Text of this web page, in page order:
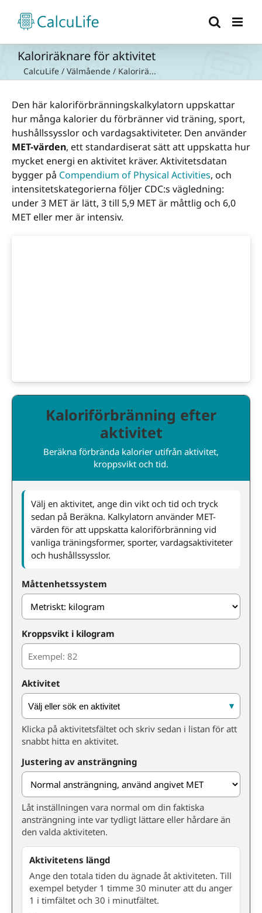
innehållet
Kaloriräknare för aktivitet
CalcuLife / Välmående / Kalorirä...
Den här kaloriförbränningskalkylatorn uppskattar
hur många kalorier du förbränner vid träning, sport,
hushållssysslor och vardagsaktiviteter. Den använder
MET-värden, ett standardiserat sätt att uppskatta hur
mycket energi en aktivitet kräver. Aktivitetsdatan
bygger på Compendium of Physical Activities, och
intensitetskategorierna följer CDC:s vägledning:
under 3 MET är lätt, 3 till 5,9 MET är måttlig och 6,0
MET eller mer är intensiv.
Kaloriförbränning efter
aktivitet
Beräkna förbrända kalorier utifrån aktivitet,
kroppsvikt och tid.
Välj en aktivitet, ange din vikt och tid och tryck
sedan på Beräkna. Kalkylatorn använder MET-
värden för att uppskatta kaloriförbränning vid
vanliga träningsformer, sporter, vardagsaktiviteter
och hushållssysslor.
Måttenhetssystem
Kroppsvikt i kilogram
Aktivitet
Välj eller sök en aktivitet ▾
Klicka på aktivitetsfältet och skriv sedan i listan för att
snabbt hitta en aktivitet.
Justering av ansträngning
Låt inställningen vara normal om din faktiska
ansträngning inte var tydligt lättare eller hårdare än
den valda aktiviteten.
Aktivitetens längd
Ange den totala tiden du ägnade åt aktiviteten. Till
exempel betyder 1 timme 30 minuter att du anger
1 i timfältet och 30 i minutfältet.